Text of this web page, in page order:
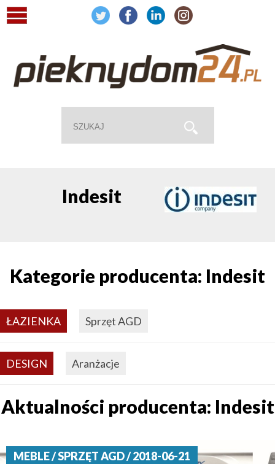
Indesit
Kategorie producenta: Indesit
ŁAZIENKA Sprzęt AGD
DESIGN Aranżacje
Aktualności producenta: Indesit
MEBLE / SPRZĘT AGD / 2018-06-21